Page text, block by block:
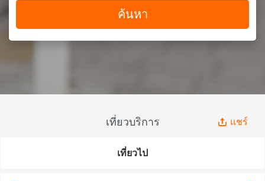
ค้นหา
เที่ยวบริการ แชร์
เที่ยวไป